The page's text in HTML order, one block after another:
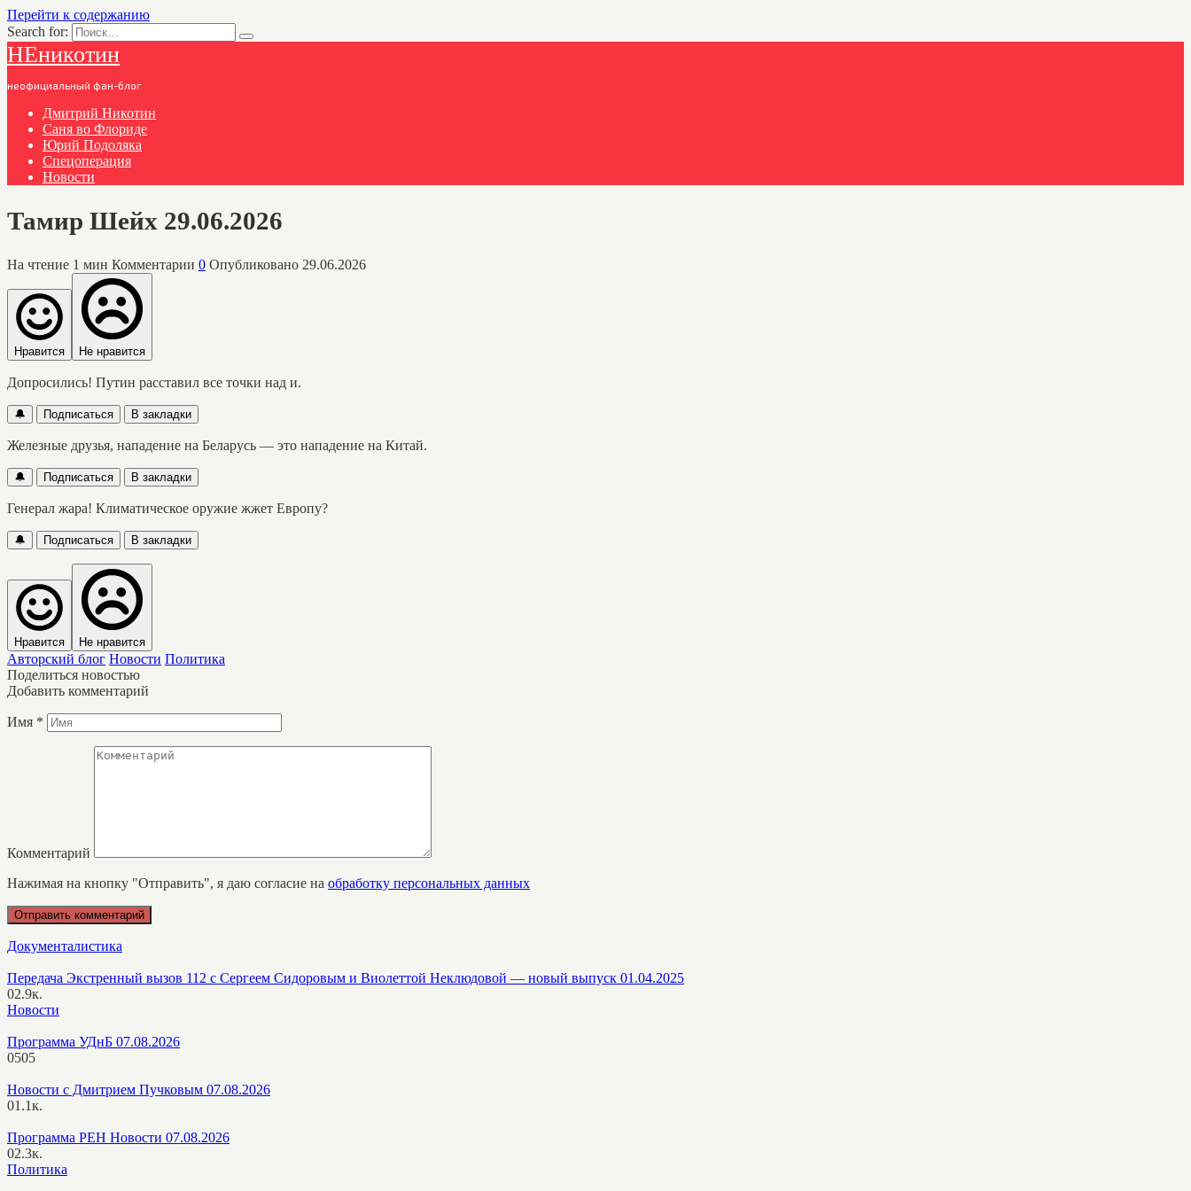
Перейти к содержанию
Search for:
НЕникотин
неофициальный фан-блог
Дмитрий Никотин
Саня во Флориде
Юрий Подоляка
Спецоперация
Новости
Тамир Шейх 29.06.2026
На чтение 1 мин Комментарии 0 Опубликовано 29.06.2026
Нравится Не нравится
Допросились! Путин расставил все точки над и.
🔔 Подписаться В закладки
Железные друзья, нападение на Беларусь — это нападение на Китай.
🔔 Подписаться В закладки
Генерал жара! Климатическое оружие жжет Европу?
🔔 Подписаться В закладки
Нравится Не нравится
Авторский блог Новости Политика
Поделиться новостью
Добавить комментарий
Имя *
Комментарий
Нажимая на кнопку "Отправить", я даю согласие на обработку персональных данных
Документалистика
Передача Экстренный вызов 112 с Сергеем Сидоровым и Виолеттой Неклюдовой — новый выпуск 01.04.2025
02.9к.
Новости
Программа УДнБ 07.08.2026
0505
Новости с Дмитрием Пучковым 07.08.2026
01.1к.
Программа РЕН Новости 07.08.2026
02.3к.
Политика